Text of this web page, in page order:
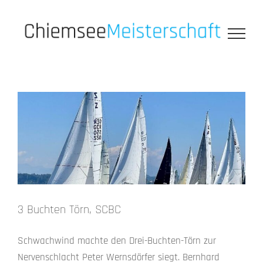
springen
3 Buchten Törn, SCBC
Schwachwind machte den Drei-Buchten-Törn zur
Nervenschlacht Peter Wernsdörfer siegt. Bernhard